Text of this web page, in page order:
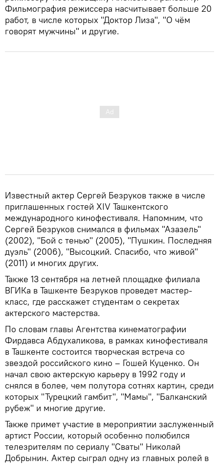
Фильмография режиссера насчитывает больше 20
работ, в числе которых "Доктор Лиза", "О чём
говорят мужчины" и другие.
Известный актер Сергей Безруков также в числе
приглашенных гостей XIV Ташкентского
международного кинофестиваля. Напомним, что
Сергей Безруков снимался в фильмах "Азазель"
(2002), "Бой с тенью" (2005), "Пушкин. Последняя
дуэль" (2006), "Высоцкий. Спасибо, что живой"
(2011) и многих других.
Также 13 сентября на летней площадке филиала
ВГИКа в Ташкенте Безруков проведет мастер-
класс, где расскажет студентам о секретах
актерского мастерства.
По словам главы Агентства кинематографии
Фирдавса Абдухаликова, в рамках кинофестиваля
в Ташкенте состоится творческая встреча со
звездой российского кино – Гошей Куценко. Он
начал свою актерскую карьеру в 1992 году и
снялся в более, чем полутора сотнях картин, среди
которых "Турецкий гамбит", "Мамы", "Балканский
рубеж" и многие другие.
Также примет участие в мероприятии заслуженный
артист России, который особенно полюбился
телезрителям по сериалу "Сваты" Николай
Добрынин. Актер сыграл одну из главных ролей в